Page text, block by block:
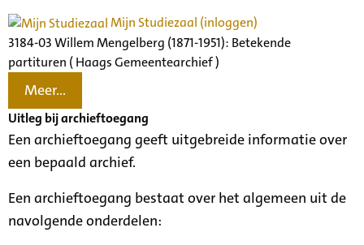
Mijn Studiezaal (inloggen)
3184-03 Willem Mengelberg (1871-1951): Betekende
partituren ( Haags Gemeentearchief )
Meer...
Uitleg bij archieftoegang
Een archieftoegang geeft uitgebreide informatie over
een bepaald archief.
Een archieftoegang bestaat over het algemeen uit de
navolgende onderdelen: